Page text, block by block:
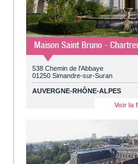
Maison Saint Bruno -
538 Chemin de l'Abbaye
01250 Simandre-sur-Suran
AUVERGNE-RHÔNE-ALPES
Voir la